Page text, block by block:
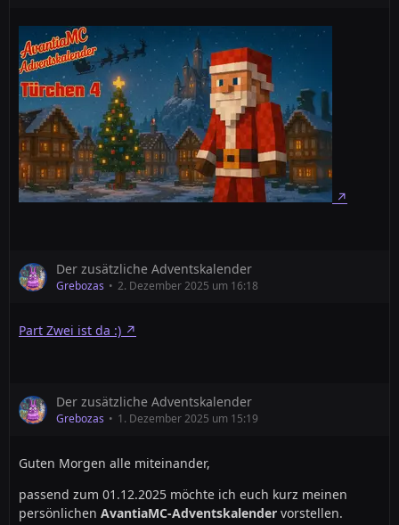
Der zusätzliche Adventskalender
Grebozas 2. Dezember 2025 um 16:18
Part Zwei ist da :)
Der zusätzliche Adventskalender
Grebozas 1. Dezember 2025 um 15:19
Guten Morgen alle miteinander,
passend zum 01.12.2025 möchte ich euch kurz meinen
persönlichen AvantiaMC-Adventskalender vorstellen.